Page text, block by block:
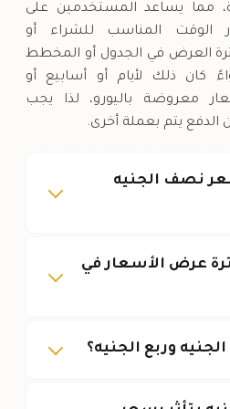
مما يساعد المستخدمين على
الوقت المناسب للشراء أو
فترة العرض في الجدول أو المخطط
كان ذلك لأيام أو أسابيع أو
معروضة باليورو، لذا يجب
الدفع يتم بعملة أخرى.
نصف الجنيه
عرض الأسعار في
وربع الجنيه؟